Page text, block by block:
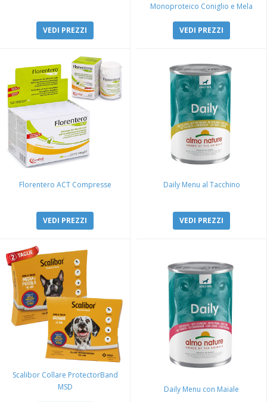
VEDI PREZZI
Monoproteico Coniglio e Mela
VEDI PREZZI
Florentero ACT Compresse
VEDI PREZZI
Daily Menu al Tacchino
VEDI PREZZI
Scalibor Collare ProtectorBand
MSD
Daily Menu con Maiale